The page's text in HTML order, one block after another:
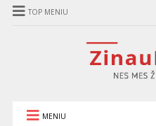
TOP MENIU
MENIU